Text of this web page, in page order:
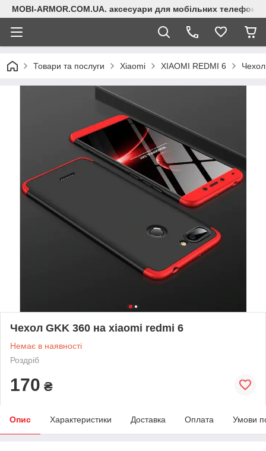
MOBI-ARMOR.COM.UA. аксесуари для мобільних телефонів
Товари та послуги Xiaomi XIAOMI REDMI 6
Чехол GKK 360 на xiaomi redmi 6
Немає в наявності
Роздріб
170 ₴
Опис Характеристики Доставка Оплата Умови